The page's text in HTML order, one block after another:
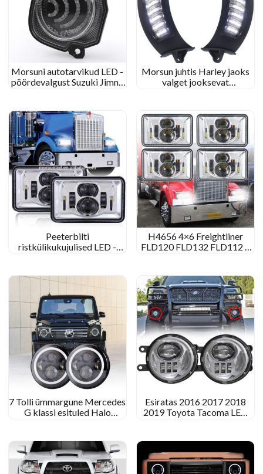
Morsuni autotarvikud LED -
pöördevalgust Suzuki Jimny
Morsun juhtis Harley jaoks
valget jooksevat
libisemine 2015+
Peeterbilti
ristkülikukujulised LED -
esitulede ümberehitamine
H4656 4×6 Freightliner
FLD120 FLD132 FLD112 4
7 Tolli ümmargune Mercedes
G klassi esituled Halo
Esiratas 2016 2017 2018
2019 Toyota Tacoma LED